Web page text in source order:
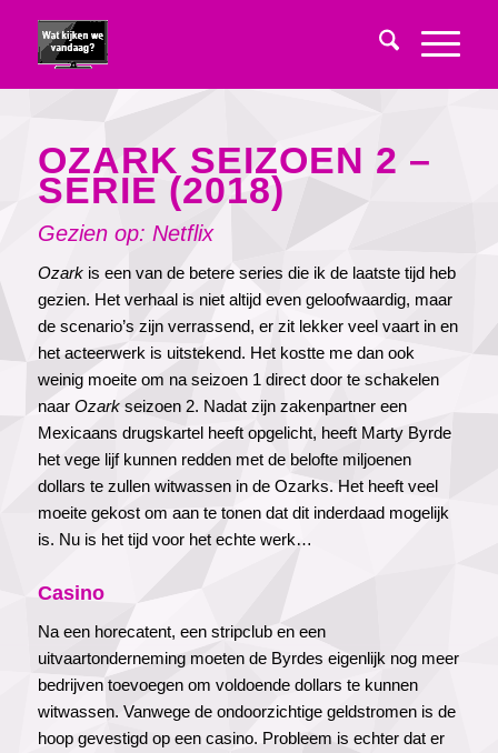
OZARK SEIZOEN 2 –
SERIE (2018)
Gezien op: Netflix
Ozarkis een van de betere series die ik de laatste tijd heb
gezien. Het verhaal is niet altijd even geloofwaardig, maar
de scenario’s zijn verrassend, er zit lekker veel vaart in en
het acteerwerk is uitstekend. Het kostte me dan ook
weinig moeite om na seizoen 1 direct door te schakelen
naar Ozarkseizoen 2. Nadat zijn zakenpartner een
Mexicaans drugskartel heeft opgelicht, heeft Marty Byrde
het vege lijf kunnen redden met de belofte miljoenen
dollars te zullen witwassen in de Ozarks. Het heeft veel
moeite gekost om aan te tonen dat dit inderdaad mogelijk
is. Nu is het tijd voor het echte werk…
Casino
Na een horecatent, een stripclub en een
uitvaartonderneming moeten de Byrdes eigenlijk nog meer
bedrijven toevoegen om voldoende dollars te kunnen
witwassen. Vanwege de ondoorzichtige geldstromen is de
hoop gevestigd op een casino. Probleem is echter dat er